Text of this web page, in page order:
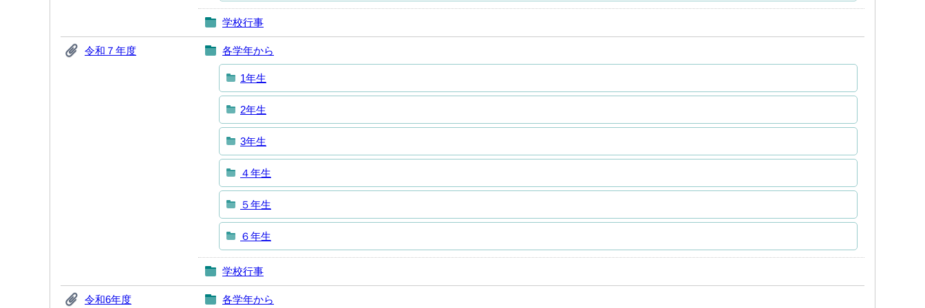
学校行事
令和７年度 各学年から
1年生
2年生
3年生
４年生
５年生
６年生
学校行事
令和6年度 各学年から